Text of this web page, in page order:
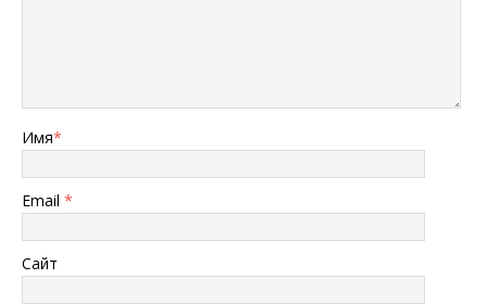
Имя*
Email *
Сайт